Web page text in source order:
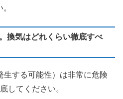
換気はどれくらい徹底すべ
生する可能性）は非常に危険
してください。